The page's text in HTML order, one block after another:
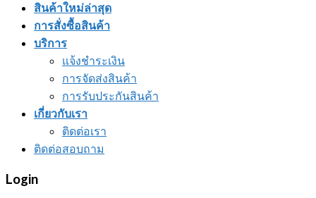
สินค้าใหม่ล่าสุด
การสั่งซื้อสินค้า
บริการ
แจ้งชำระเงิน
การจัดส่งสินค้า
การรับประกันสินค้า
เกี่ยวกับเรา
ติดต่อเรา
ติดต่อสอบถาม
Login